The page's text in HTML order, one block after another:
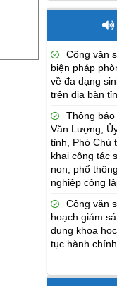
Công văn
biện pháp
về đa dạng
trên địa bàn
Thông
Văn Lượng,
tỉnh, Phó Chủ
khai công tác
non, phổ
nghiệp công
Công văn
hoạch giám
dụng khoa
tục hành